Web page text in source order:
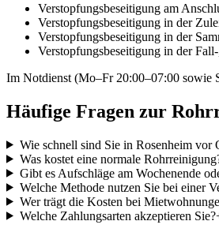
Verstopfungsbeseitigung am
Verstopfungsbeseitigung in der
Verstopfungsbeseitigung in der
Verstopfungsbeseitigung in der
Im Notdienst (Mo–Fr 20:00–07:00 sowie
Häufige Fragen zur
Wie schnell sind Sie in Rosenheim vor
Was kostet eine normale
Gibt es Aufschläge am Wochenende
Welche Methode nutzen Sie bei einer
Wer trägt die Kosten bei
Welche Zahlungsarten akzeptieren Sie?